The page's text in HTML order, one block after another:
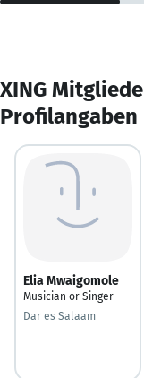
XING
Profilangaben
Elia Mwaigomole
Musician or Singer
Dar es Salaam